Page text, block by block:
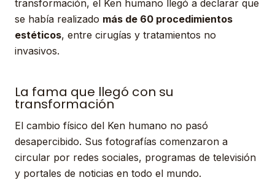
transformación, el Ken humano llegó a declarar que
se había realizado más de 60 procedimientos
estéticos, entre cirugías y tratamientos no
invasivos.
La fama que llegó con su
transformación
El cambio físico del Ken humano no pasó
desapercibido. Sus fotografías comenzaron a
circular por redes sociales, programas de televisión
y portales de noticias en todo el mundo.